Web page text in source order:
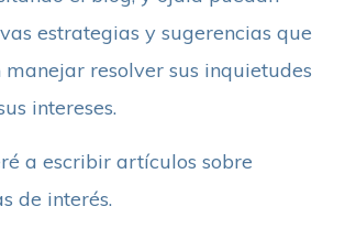
estrategias y sugerencias que
resolver sus inquietudes
intereses.
a escribir artículos sobre
de interés.